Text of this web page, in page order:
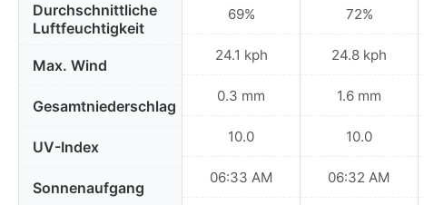
Durchschnittliche
Luftfeuchtigkeit
Max. Wind
Gesamtniederschlag
UV-Index
Sonnenaufgang
69%
24.1 kph
0.3 mm
10.0
06:33 AM
72%
24.8 kph
1.6 mm
10.0
06:32 AM